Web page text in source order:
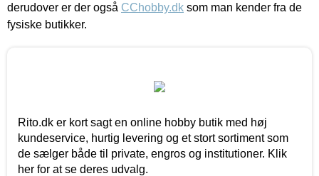
derudover er der også CChobby.dk som man kender fra de
fysiske butikker.
Rito.dk er kort sagt en online hobby butik med høj
kundeservice, hurtig levering og et stort sortiment som
de sælger både til private, engros og institutioner. Klik
her for at se deres udvalg.